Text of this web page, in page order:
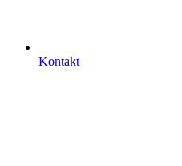
Kontakt